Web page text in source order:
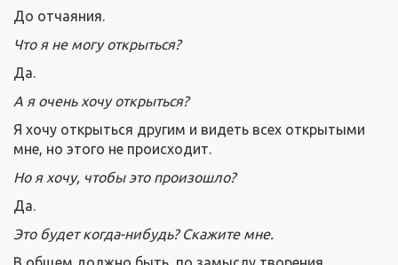
До отчаяния.
Что я не могу открыться?
Да.
А я очень хочу открыться?
Я хочу открыться другим и видеть всех открытыми
мне, но этого не происходит.
Но я хочу, чтобы это произошло?
Да.
Это будет когда-нибудь? Скажите мне.